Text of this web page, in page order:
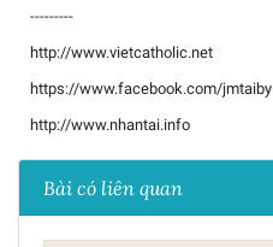
---------
http://www.vietcatholic.net
https://www.facebook.com/jmtaiby
http://www.nhantai.info
Bài có liên quan